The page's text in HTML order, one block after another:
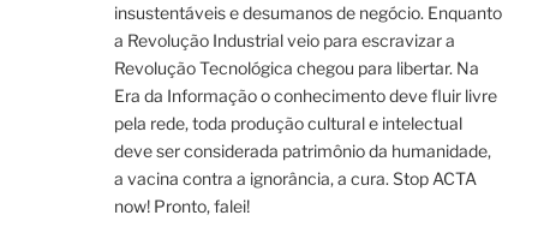
insustentáveis e desumanos de negócio. Enquanto
a Revolução Industrial veio para escravizar a
Revolução Tecnológica chegou para libertar. Na
Era da Informação o conhecimento deve fluir livre
pela rede, toda produção cultural e intelectual
deve ser considerada patrimônio da humanidade,
a vacina contra a ignorância, a cura. Stop ACTA
now! Pronto, falei!